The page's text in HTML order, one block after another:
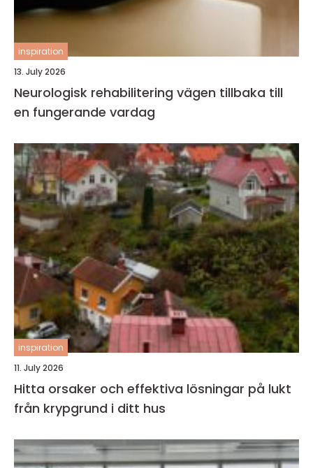
inspiration
13. July 2026
Neurologisk rehabilitering vägen tillbaka till
en fungerande vardag
inspiration
11. July 2026
Hitta orsaker och effektiva lösningar på lukt
från krypgrund i ditt hus